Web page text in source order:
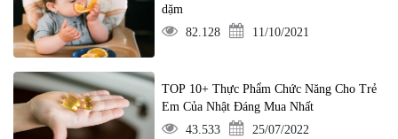
dặm
82.128
11/10/2021
TOP 10+ Thực Phẩm Chức Năng Cho Trẻ
Em Của Nhật Đáng Mua Nhất
43.533
25/07/2022